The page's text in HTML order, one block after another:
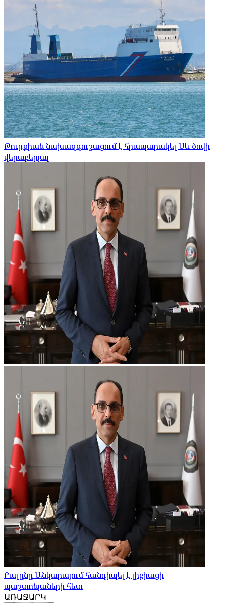
Թուրքիան նախազգուշացում է հրապարակել Սև ծովի
վերաբերյալ
Քալընը Անկարայում հանդիպել է լիբիացի
պաշտոնյաների հետ
ԱՌԱՋԱՐԿ